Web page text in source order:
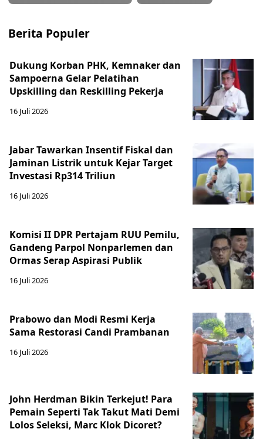
Berita Populer
Dukung Korban PHK, Kemnaker dan
Sampoerna Gelar Pelatihan
Upskilling dan Reskilling Pekerja
16 Juli 2026
Jabar Tawarkan Insentif Fiskal dan
Jaminan Listrik untuk Kejar Target
Investasi Rp314 Triliun
16 Juli 2026
Komisi II DPR Pertajam RUU Pemilu,
Gandeng Parpol Nonparlemen dan
Ormas Serap Aspirasi Publik
16 Juli 2026
Prabowo dan Modi Resmi Kerja
Sama Restorasi Candi Prambanan
16 Juli 2026
John Herdman Bikin Terkejut! Para
Pemain Seperti Tak Takut Mati Demi
Lolos Seleksi, Marc Klok Dicoret?